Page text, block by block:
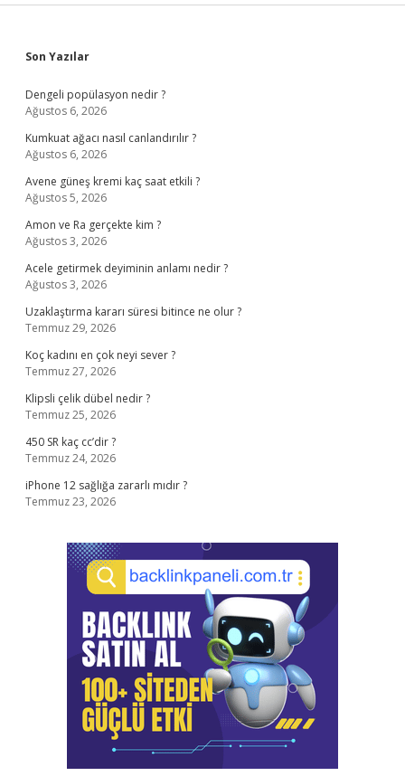
Sidebar
Son Yazılar
Dengeli popülasyon nedir ?
Ağustos 6, 2026
Kumkuat ağacı nasıl canlandırılır ?
Ağustos 6, 2026
Avene güneş kremi kaç saat etkili ?
Ağustos 5, 2026
Amon ve Ra gerçekte kim ?
Ağustos 3, 2026
Acele getirmek deyiminin anlamı nedir ?
Ağustos 3, 2026
Uzaklaştırma kararı süresi bitince ne olur ?
Temmuz 29, 2026
Koç kadını en çok neyi sever ?
Temmuz 27, 2026
Klipsli çelik dübel nedir ?
Temmuz 25, 2026
450 SR kaç cc’dir ?
Temmuz 24, 2026
iPhone 12 sağlığa zararlı mıdır ?
Temmuz 23, 2026